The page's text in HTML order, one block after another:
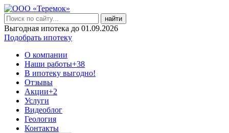
найти
Выгодная ипотека до 01.09.2026
Подобрать ипотеку
О компании
Наши работы+38
В ипотеку выгодно!
Отзывы
Акции+2
Услуги
Видеоблог
Геология
Контакты